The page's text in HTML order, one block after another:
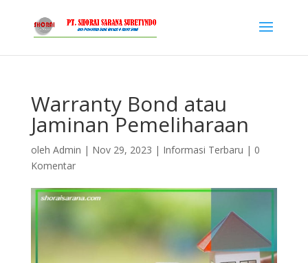
Warranty Bond atau
Jaminan Pemeliharaan
oleh Admin | Nov 29, 2023 | Informasi Terbaru | 0
Komentar